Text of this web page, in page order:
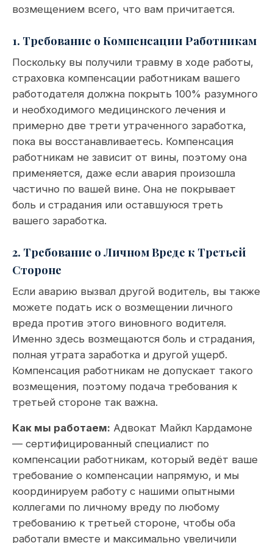
возмещением всего, что вам причитается.
1. Требование о Компенсации Работникам
Поскольку вы получили травму в ходе работы,
страховка компенсации работникам вашего
работодателя должна покрыть 100% разумного
и необходимого медицинского лечения и
примерно две трети утраченного заработка,
пока вы восстанавливаетесь. Компенсация
работникам не зависит от вины, поэтому она
применяется, даже если авария произошла
частично по вашей вине. Она не покрывает
боль и страдания или оставшуюся треть
вашего заработка.
2. Требование о Личном Вреде к Третьей
Стороне
Если аварию вызвал другой водитель, вы также
можете подать иск о возмещении личного
вреда против этого виновного водителя.
Именно здесь возмещаются боль и страдания,
полная утрата заработка и другой ущерб.
Компенсация работникам не допускает такого
возмещения, поэтому подача требования к
третьей стороне так важна.
Как мы работаем: Адвокат Майкл Кардамоне
— сертифицированный специалист по
компенсации работникам, который ведёт ваше
требование о компенсации напрямую, и мы
координируем работу с нашими опытными
коллегами по личному вреду по любому
требованию к третьей стороне, чтобы оба
работали вместе и максимально увеличили